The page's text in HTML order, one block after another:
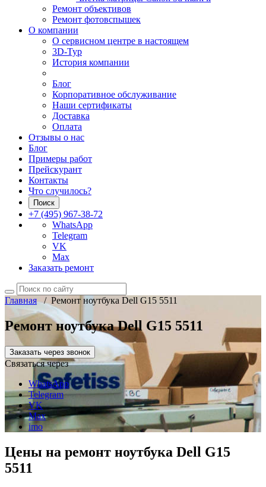
Ремонт объективов
Ремонт фотовспышек
О компании
О сервисном центре в настоящем
3D-Тур
История компании
Блог
Корпоративное обслуживание
Наши сертификаты
Доставка
Оплата
Отзывы о нас
Блог
Примеры работ
Прейскурант
Контакты
Что случилось?
Поиск
+7 (495) 967-38-72
WhatsApp
Telegram
VK
Max
Заказать ремонт
Главная/ Ремонт ноутбука Dell G15 5511
Ремонт ноутбука Dell G15 5511
Заказать через звонок
Связаться через
WhatsApp
Telegram
VK
Max
imo
Цены на ремонт ноутбука Dell G15
5511